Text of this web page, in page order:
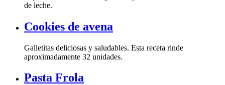
de leche.
Cookies de avena
aproximadamente 32 unidades.
Pasta Frola